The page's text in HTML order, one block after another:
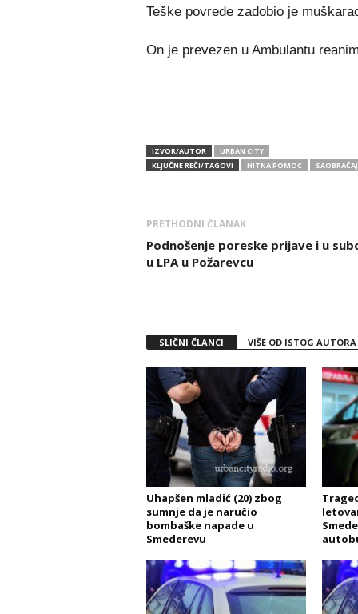
Teške povrede zadobio je
On je prevezen u Ambulantu
IZVOR/AUTOR
URBAN CITY
KLJUČNE REČI/TAGOVI
HITNA POMOC
PRETHODNI ČLANAK
Podnošenje poreske prijave i u
u LPA u Požarevcu
SLIČNI ČLANCI VIŠE OD ISTOG AUTORA
Uhapšen mladić (20) zbog
sumnje da je naručio
bombaške napade u
Smederevu